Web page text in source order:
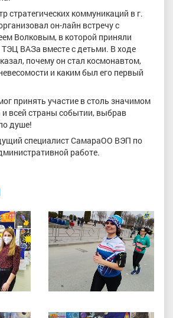
стратегических коммуникаций в г.
он-лайн встречу с
Волковым, в которой приняли
ТЭЦ ВАЗа вместе с детьми. В ходе
почему он стал космонавтом,
и каким был его первый
принять участие в столь значимом
всей страны событии, выбрав
душе!
специалист СамараОО ВЭП по
работе.